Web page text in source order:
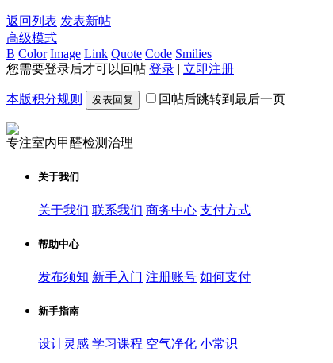
返回列表 发表新帖
高级模式
B Color Image Link Quote Code Smilies
您需要登录后才可以回帖 登录 | 立即注册
本版积分规则 发表回复 回帖后跳转到最后一页
专注室内甲醛检测治理
关于我们
关于我们 联系我们 商务中心 支付方式
帮助中心
发布须知 新手入门 注册账号 如何支付
新手指南
设计灵感 学习课程 空气净化 小常识